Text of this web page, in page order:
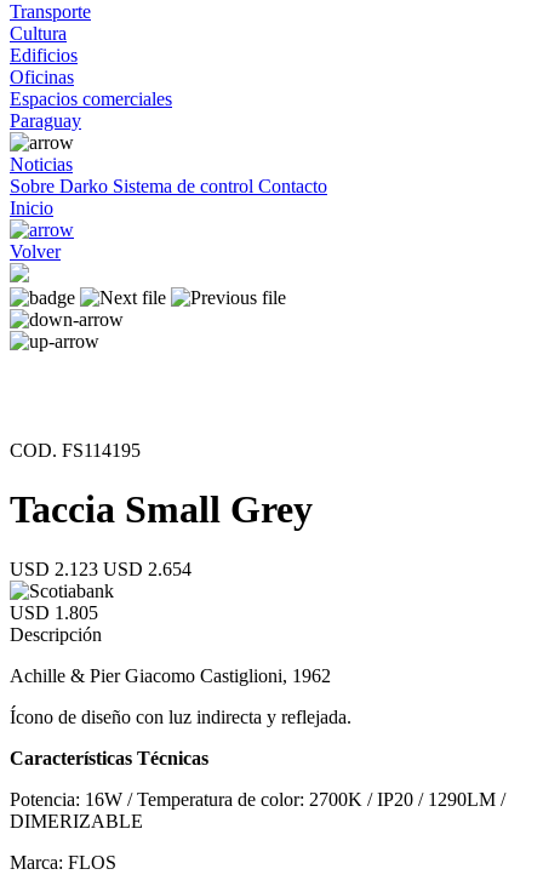
Transporte
Cultura
Edificios
Oficinas
Espacios comerciales
Paraguay
Noticias
Sobre Darko Sistema de control Contacto
Inicio
Volver
COD. FS114195
Taccia Small Grey
USD 2.123 USD 2.654
USD 1.805
Descripción
Achille & Pier Giacomo Castiglioni, 1962
Ícono de diseño con luz indirecta y reflejada.
Características Técnicas
Potencia: 16W / Temperatura de color: 2700K / IP20 / 1290LM /
DIMERIZABLE
Marca: FLOS